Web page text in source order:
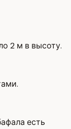
2 м в высоту.
есть